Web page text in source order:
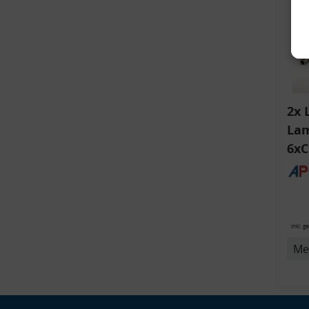
2x
inkl.